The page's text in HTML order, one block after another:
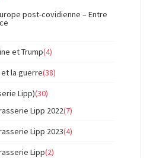
post-covidienne – Entre
et Trump(4)
la guerre(38)
Lipp)(30)
Lipp 2022(7)
Lipp 2023(4)
Lipp(2)